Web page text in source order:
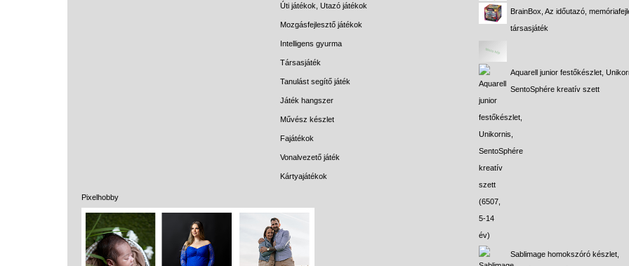
Pixelhobby
Úti játékok, Utazó játékok
Mozgásfejlesztő játékok
Intelligens gyurma
Társasjáték
Tanulást segítő játék
Játék hangszer
Művész készlet
Fajátékok
Vonalvezető játék
Kártyajátékok
BrainBox, Az időutazó,
társasjáték
Aquarell junior festőkészlet,
SentoSphére kreatív szett
Sablimage homokszóró készlet,